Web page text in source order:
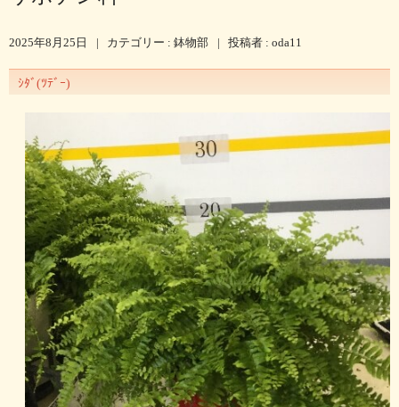
2025年8月25日 | カテゴリー : 鉢物部 | 投稿者 : oda11
ｼﾀﾞ(ﾂﾃﾞｰ)